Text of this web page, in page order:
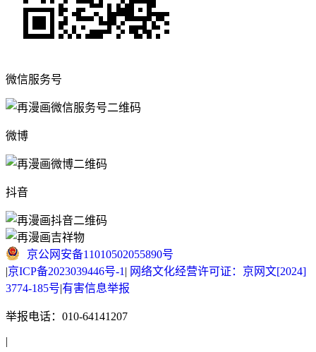
微信服务号
微博
抖音
京公网安备11010502055890号
|京ICP备2023039446号-1 | 网络文化经营许可证：京网文[2024]
3774-185号|有害信息举报
举报电话：010-64141207
|